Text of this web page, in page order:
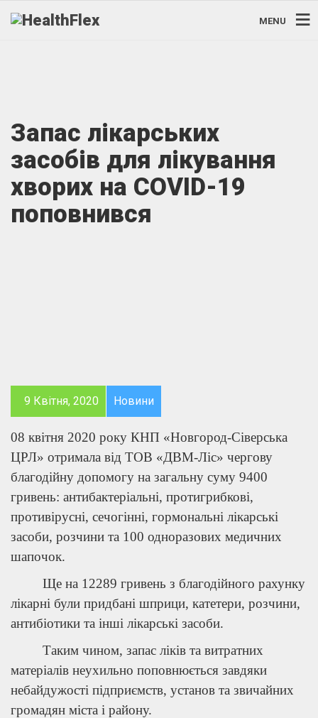
MENU
Запас лікарських
засобів для лікування
хворих на COVID-19
поповнився
9 Квітня, 2020 Новини
08 квітня 2020 року КНП «Новгород-Сіверська
ЦРЛ» отримала від ТОВ «ДВМ-Ліс» чергову
благодійну допомогу на загальну суму 9400
гривень: антибактеріальні, протигрибкові,
противірусні, сечогінні, гормональні лікарські
засоби, розчини та 100 одноразових медичних
шапочок.
Ще на 12289 гривень з благодійного рахунку
лікарні були придбані шприци, катетери, розчини,
антибіотики та інші лікарські засоби.
Таким чином, запас ліків та витратних
матеріалів неухильно поповнюється завдяки
небайдужості підприємств, установ та звичайних
громадян міста і району.